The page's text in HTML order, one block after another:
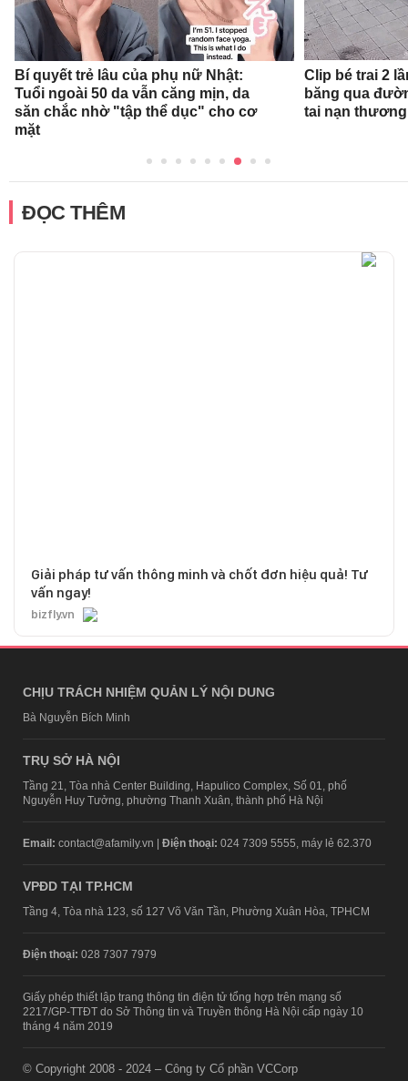
Bí quyết trẻ lâu của phụ nữ Nhật:
Tuổi ngoài 50 da vẫn căng mịn, da
săn chắc nhờ "tập thể dục" cho cơ
mặt
Clip bé trai 2
băng qua
tai nạn
ĐỌC THÊM
Giải pháp tư vấn thông minh và chốt đơn hiệu quả! Tư
vấn ngay!
bizfly.vn
CHỊU TRÁCH NHIỆM QUẢN LÝ NỘI DUNG
Bà Nguyễn Bích Minh
TRỤ SỞ HÀ NỘI
Tầng 21, Tòa nhà Center Building, Hapulico Complex, Số 01, phố
Nguyễn Huy Tưởng, phường Thanh Xuân, thành phố Hà Nội
Email: contact@afamily.vn | Điện thoại: 024 7309 5555, máy lẻ 62.370
VPĐD TẠI TP.HCM
Tầng 4, Tòa nhà 123, số 127 Võ Văn Tần, Phường Xuân Hòa, TPHCM
Điện thoại: 028 7307 7979
Giấy phép thiết lập trang thông tin điện tử tổng hợp trên mạng số
2217/GP-TTĐT do Sở Thông tin và Truyền thông Hà Nội cấp ngày 10
tháng 4 năm 2019
© Copyright 2008 - 2024 – Công ty Cổ phần VCCorp